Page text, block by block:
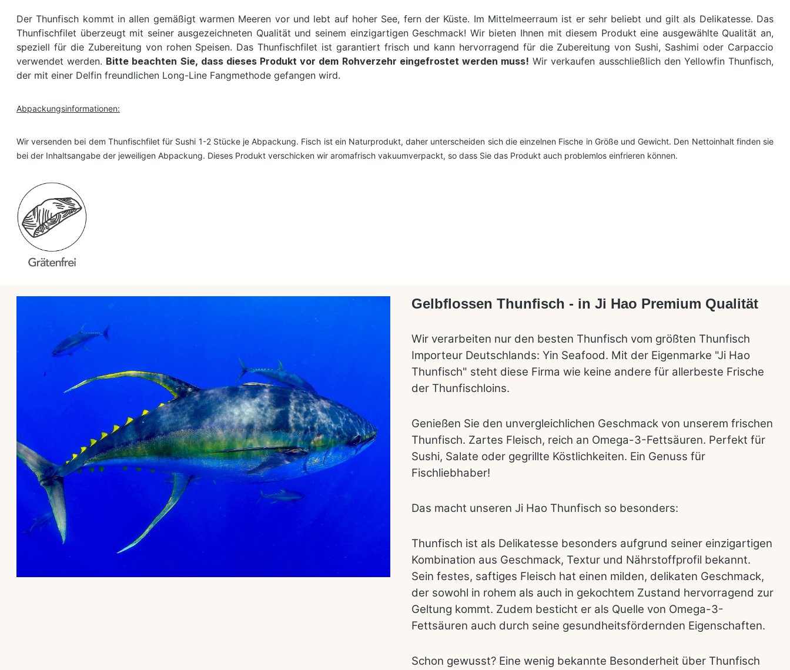
Der Thunfisch kommt in allen gemäßigt warmen Meeren vor und lebt auf hoher See, fern der Küste. Im Mittelmeerraum ist er sehr beliebt und gilt als Delikatesse. Das
Thunfischfilet überzeugt mit seiner ausgezeichneten Qualität und seinem einzigartigen Geschmack! Wir bieten Ihnen mit diesem Produkt eine ausgewählte Qualität an,
speziell für die Zubereitung von rohen Speisen. Das Thunfischfilet ist garantiert frisch und kann hervorragend für die Zubereitung von Sushi, Sashimi oder Carpaccio
verwendet werden. Bitte beachten Sie, dass dieses Produkt vor dem Rohverzehr eingefrostet werden muss! Wir verkaufen ausschließlich den Yellowfin Thunfisch,
der mit einer Delfin freundlichen Long-Line Fangmethode gefangen wird.
Abpackungsinformationen:
Wir versenden bei dem Thunfischfilet für Sushi 1-2 Stücke je Abpackung. Fisch ist ein Naturprodukt, daher unterscheiden sich die einzelnen Fische in Größe und Gewicht. Den Nettoinhalt finden sie
bei der Inhaltsangabe der jeweiligen Abpackung. Dieses Produkt verschicken wir aromafrisch vakuumverpackt, so dass Sie das Produkt auch problemlos einfrieren können.
Gelbflossen Thunfisch - in Ji Hao Premium Qualität
Wir verarbeiten nur den besten Thunfisch vom größten Thunfisch
Importeur Deutschlands: Yin Seafood. Mit der Eigenmarke "Ji Hao
Thunfisch" steht diese Firma wie keine andere für allerbeste Frische
der Thunfischloins.
Genießen Sie den unvergleichlichen Geschmack von unserem frischen
Thunfisch. Zartes Fleisch, reich an Omega-3-Fettsäuren. Perfekt für
Sushi, Salate oder gegrillte Köstlichkeiten. Ein Genuss für
Fischliebhaber!
Das macht unseren Ji Hao Thunfisch so besonders:
Thunfisch ist als Delikatesse besonders aufgrund seiner einzigartigen
Kombination aus Geschmack, Textur und Nährstoffprofil bekannt.
Sein festes, saftiges Fleisch hat einen milden, delikaten Geschmack,
der sowohl in rohem als auch in gekochtem Zustand hervorragend zur
Geltung kommt. Zudem besticht er als Quelle von Omega-3-
Fettsäuren auch durch seine gesundheitsfördernden Eigenschaften.
Schon gewusst? Eine wenig bekannte Besonderheit über Thunfisch